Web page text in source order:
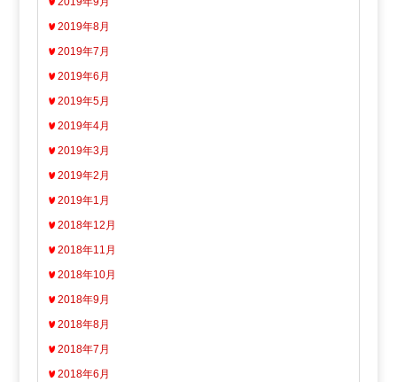
2019年8月
2019年7月
2019年6月
2019年5月
2019年4月
2019年3月
2019年2月
2019年1月
2018年12月
2018年11月
2018年10月
2018年9月
2018年8月
2018年7月
2018年6月